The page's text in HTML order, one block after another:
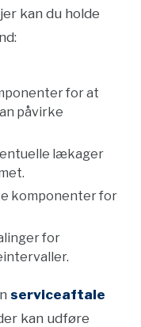
kan du holde
for at
påvirke
lækager
komponenter for
for
serviceaftale
kan udføre